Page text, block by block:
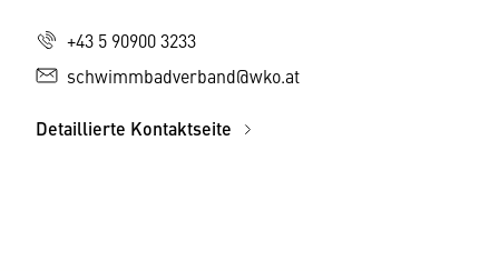
+43 5 90900 3233
schwimmbadverband@wko.at
Detaillierte Kontaktseite